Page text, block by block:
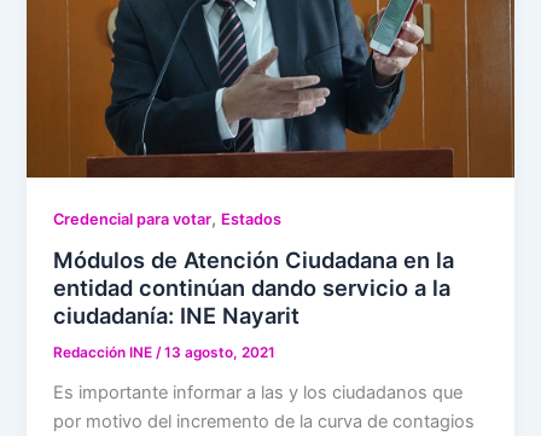
Credencial para votar, Estados
Módulos de Atención Ciudadana en la
entidad continúan dando servicio a la
ciudadanía: INE Nayarit
Redacción INE/13 agosto, 2021
Es importante informar a las y los ciudadanos que
por motivo del incremento de la curva de contagios